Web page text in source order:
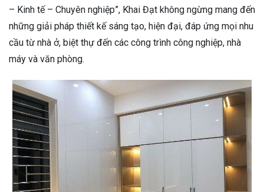
– Kinh tế – Chuyên nghiệp”, Khai Đạt không ngừng mang đến
những giải pháp thiết kế sáng tạo, hiện đại, đáp ứng mọi nhu
cầu từ nhà ở, biệt thự đến các công trình công nghiệp, nhà
máy và văn phòng.